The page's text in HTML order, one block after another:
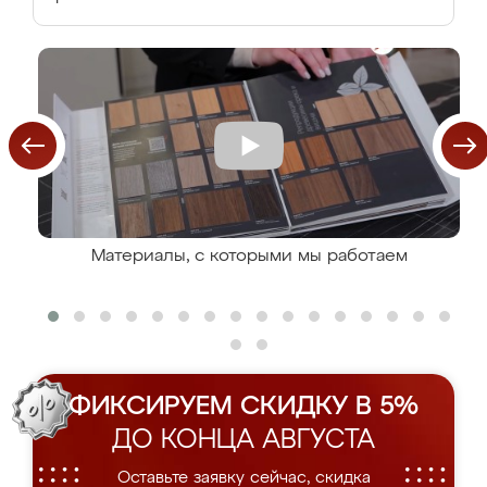
Материалы, с которыми мы работаем
ФИКСИРУЕМ СКИДКУ В 5%
ДО КОНЦА АВГУСТА
Оставьте заявку сейчас, скидка